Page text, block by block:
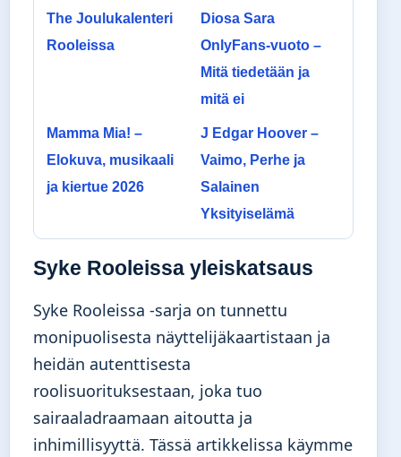
The Joulukalenteri
Rooleissa
Diosa Sara
OnlyFans-vuoto –
Mitä tiedetään ja
mitä ei
Mamma Mia! –
Elokuva, musikaali
ja kiertue 2026
J Edgar Hoover –
Vaimo, Perhe ja
Salainen
Yksityiselämä
Syke Rooleissa yleiskatsaus
Syke Rooleissa -sarja on tunnettu
monipuolisesta näyttelijäkaartistaan ja
heidän autenttisesta
roolisuorituksestaan, joka tuo
sairaaladraamaan aitoutta ja
inhimillisyyttä. Tässä artikkelissa käymme